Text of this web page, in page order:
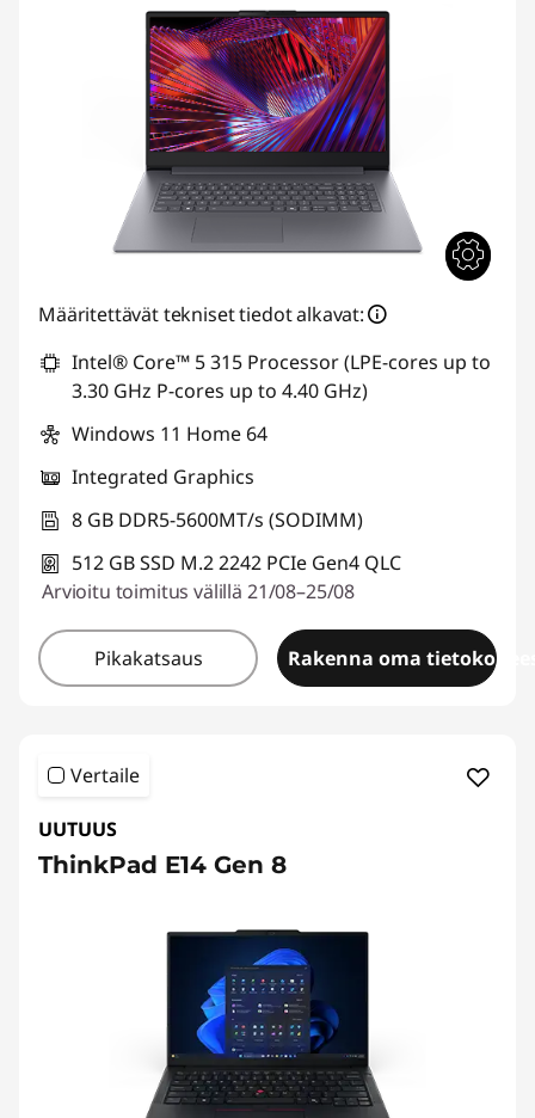
Määritettävät tekniset tiedot alkavat:
Intel® Core™ 5 315 Processor (LPE-cores up to
3.30 GHz P-cores up to 4.40 GHz)
Windows 11 Home 64
Integrated Graphics
8 GB DDR5-5600MT/s (SODIMM)
512 GB SSD M.2 2242 PCIe Gen4 QLC
Arvioitu toimitus välillä 21/08–25/08
Pikakatsaus Rakenna oma
Vertaile
UUTUUS
ThinkPad E14 Gen 8